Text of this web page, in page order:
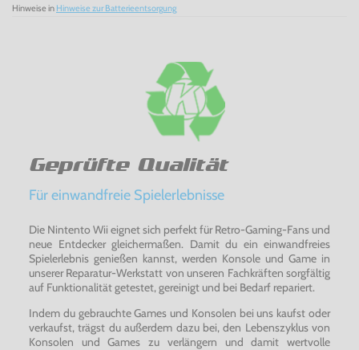
Hinweise in Hinweise zur Batterieentsorgung
Geprüfte Qualität
Für einwandfreie Spielerlebnisse
Die Nintento Wii eignet sich perfekt für Retro-Gaming-Fans und
neue Entdecker gleichermaßen. Damit du ein einwandfreies
Spielerlebnis genießen kannst, werden Konsole und Game in
unserer Reparatur-Werkstatt von unseren Fachkräften sorgfältig
auf Funktionalität getestet, gereinigt und bei Bedarf repariert.
Indem du gebrauchte Games und Konsolen bei uns kaufst oder
verkaufst, trägst du außerdem dazu bei, den Lebenszyklus von
Konsolen und Games zu verlängern und damit wertvolle